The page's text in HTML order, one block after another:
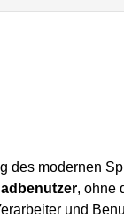
modernen
, ohne
und